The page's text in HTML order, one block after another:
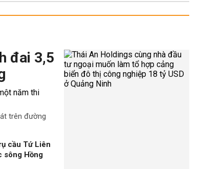
đai 3,5
trên đường
cầu Tứ Liên
sông Hồng